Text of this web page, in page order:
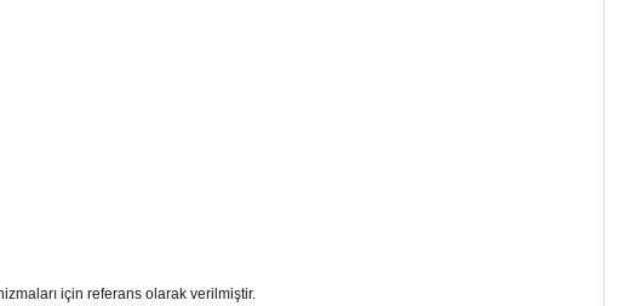
için referans olarak verilmiştir.